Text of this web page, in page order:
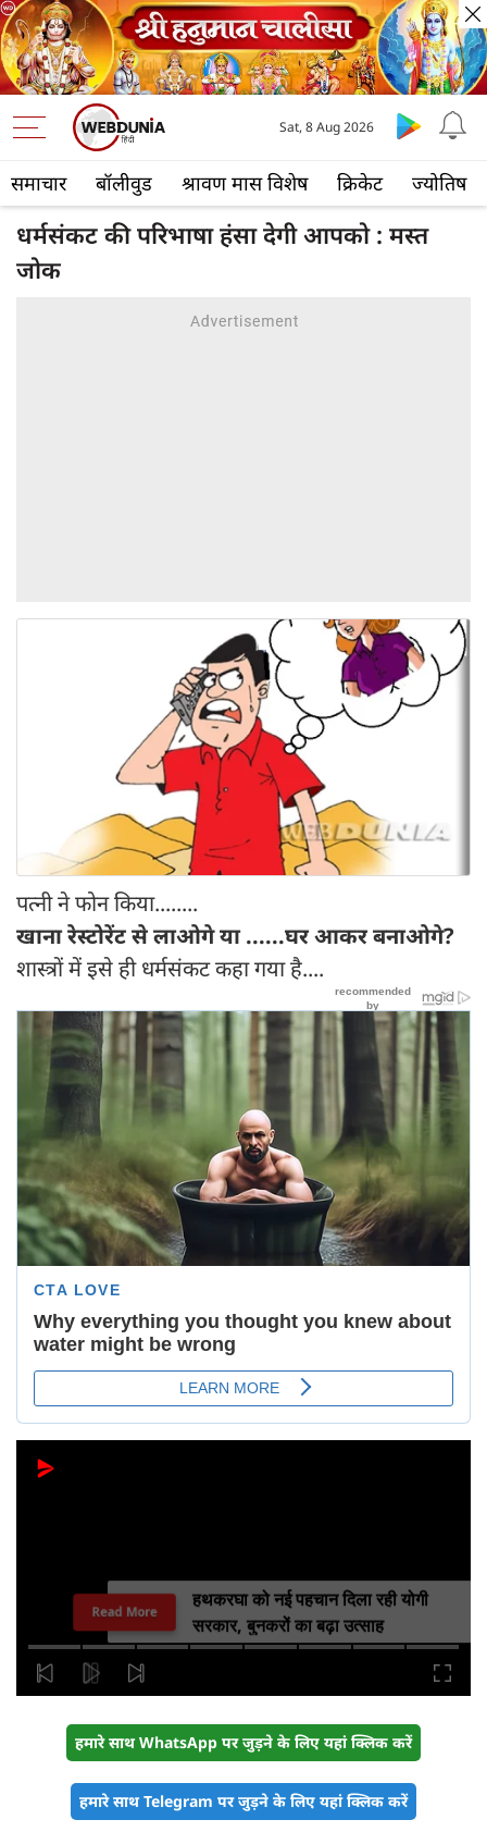
समाचार बॉलीवुड श्रावण मास विशेष क्रिकेट ज्योतिष
Sat, 8 Aug 2026
धर्मसंकट की परिभाषा हंसा देगी आपको : मस्त
जोक
पत्नी ने फोन किया........
खाना रेस्टोरेंट से लाओगे या ......घर आकर बनाओगे?
शास्त्रों में इसे ही धर्मसंकट कहा गया है....
हथकरघा को नई पहचान दिला रही योगी
सरकार, बुनकरों का बढ़ा उत्साह
Read More
हमारे साथ WhatsApp पर जुड़ने के लिए यहां क्लिक करें
हमारे साथ Telegram पर जुड़ने के लिए यहां क्लिक करें